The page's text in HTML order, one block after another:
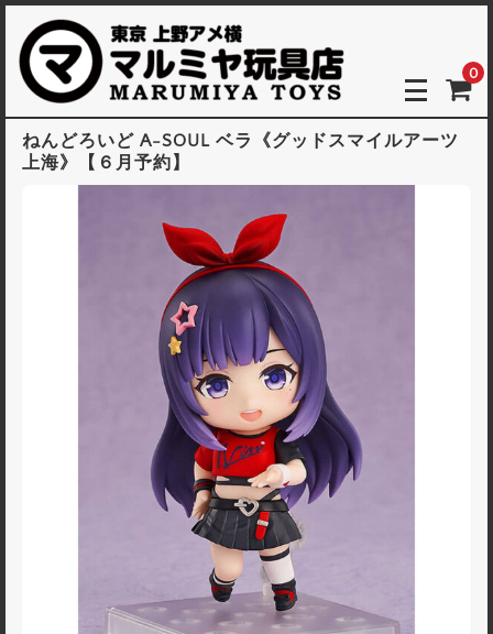
0
ねんどろいど A-SOUL ベラ《グッドスマイルアーツ
上海》【６月予約】